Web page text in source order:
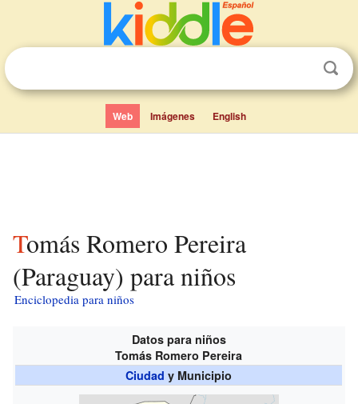
Web Imágenes English
Tomás Romero Pereira
(Paraguay) para niños
Enciclopedia para niños
Datos para niños
Tomás Romero Pereira
Ciudad y Municipio